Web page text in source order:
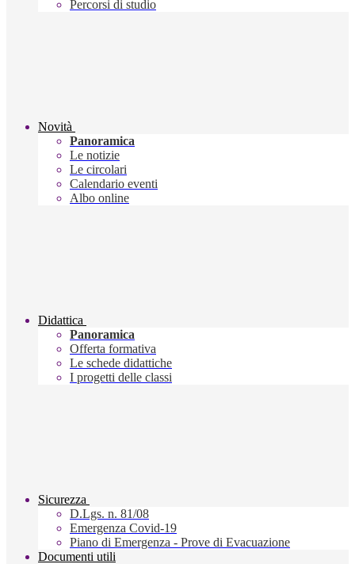
Percorsi di studio
Novità
Panoramica
Le notizie
Le circolari
Calendario eventi
Albo online
Didattica
Panoramica
Offerta formativa
Le schede didattiche
I progetti delle classi
Sicurezza
D.Lgs. n. 81/08
Emergenza Covid-19
Piano di Emergenza - Prove di Evacuazione
Documenti utili